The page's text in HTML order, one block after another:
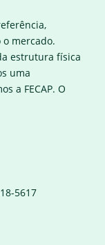
mercado.
estrutura física
uma
a FECAP. O
5617